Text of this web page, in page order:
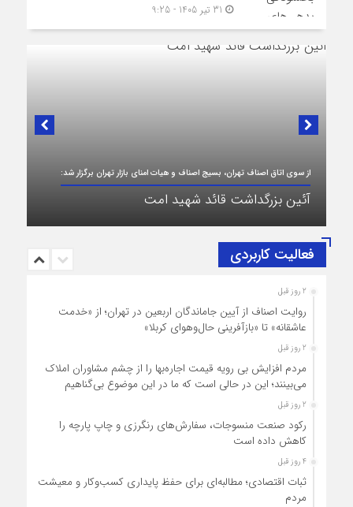
پیام تبریک و بیعت رئیس اتاق اصناف تهران ازفعالیت کاربردی
2 روز قبل
روایت اصناف از آیین جاماندگان اربعین در تهران؛ از «خدمت
عاشقانه» تا «بازآفرینی حال‌وهوای کربلا»
2 روز قبل
مردم افزایش بی رویه قیمت اجاره‌بها را از چشم مشاوران املاک
می‌بینند؛ این در حالی است که ما در این موضوع بی‌گناهیم
2 روز قبل
رکود صنعت منسوجات، سفارش‌های رنگرزی و چاپ پارچه را
کاهش داده است
4 روز قبل
ثبات اقتصادی؛ مطالبه‌ای برای حفظ پایداری کسب‌وکار و معیشت
مردم